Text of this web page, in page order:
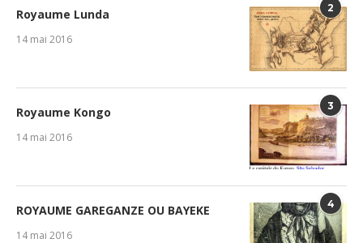
2
Royaume Lunda
14 mai 2016
3
Royaume Kongo
14 mai 2016
4
ROYAUME GAREGANZE OU BAYEKE
14 mai 2016